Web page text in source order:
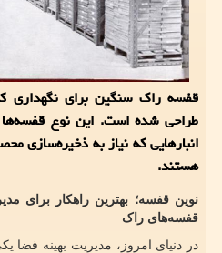
قفسه راک سنگین برای نگهداری
طراحی شده است. این نوع قفسه‌ها
انبارهایی که نیاز به ذخیره‌سازی
هستند.
نوین قفسه؛ بهترین راهکار برای
قفسه‌های راک
در دنیای امروز، مدیریت بهینه فضا